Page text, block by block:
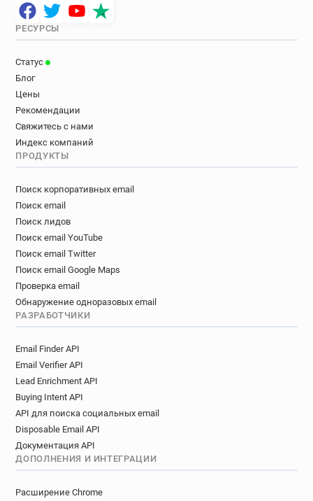
РЕСУРСЫ
Статус
Блог
Цены
Рекомендации
Свяжитесь с нами
Индекс компаний
ПРОДУКТЫ
Поиск корпоративных email
Поиск email
Поиск лидов
Поиск email YouTube
Поиск email Twitter
Поиск email Google Maps
Проверка email
Обнаружение одноразовых email
РАЗРАБОТЧИКИ
Email Finder API
Email Verifier API
Lead Enrichment API
Buying Intent API
API для поиска социальных email
Disposable Email API
Документация API
ДОПОЛНЕНИЯ И ИНТЕГРАЦИИ
Расширение Chrome